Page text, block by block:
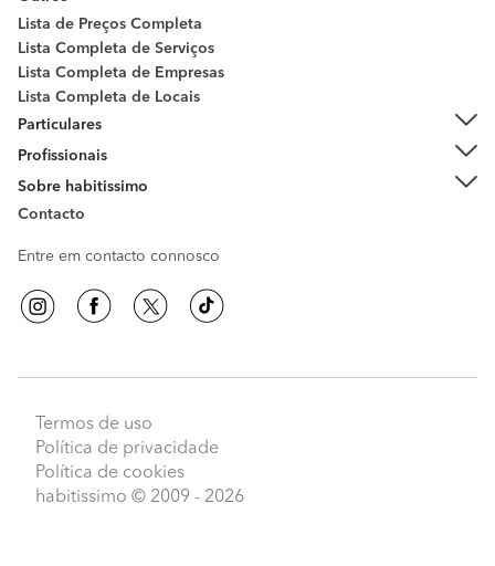
Lista de Preços Completa
Lista Completa de Serviços
Lista Completa de Empresas
Lista Completa de Locais
Particulares
Profissionais
Sobre habitissimo
Contacto
Entre em contacto connosco
Termos de uso
Política de privacidade
Política de cookies
habitissimo © 2009 - 2026